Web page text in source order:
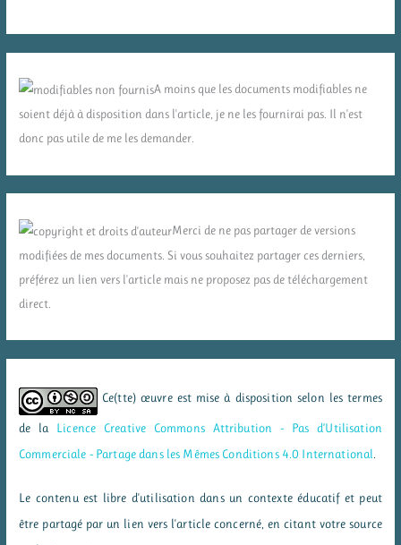
A moins que les documents modifiables ne
soient déjà à disposition dans l'article, je ne les fournirai pas. Il n'est
donc pas utile de me les demander.
Merci de ne pas partager de versions
modifiées de mes documents. Si vous souhaitez partager ces derniers,
préférez un lien vers l'article mais ne proposez pas de téléchargement
direct.
Ce(tte) œuvre est mise à disposition selon les termes
de la Licence Creative Commons Attribution - Pas d’Utilisation
Commerciale - Partage dans les Mêmes Conditions 4.0 International
Le contenu est libre d'utilisation dans un contexte éducatif et peut
être partagé par un lien vers l'article concerné, en citant votre source